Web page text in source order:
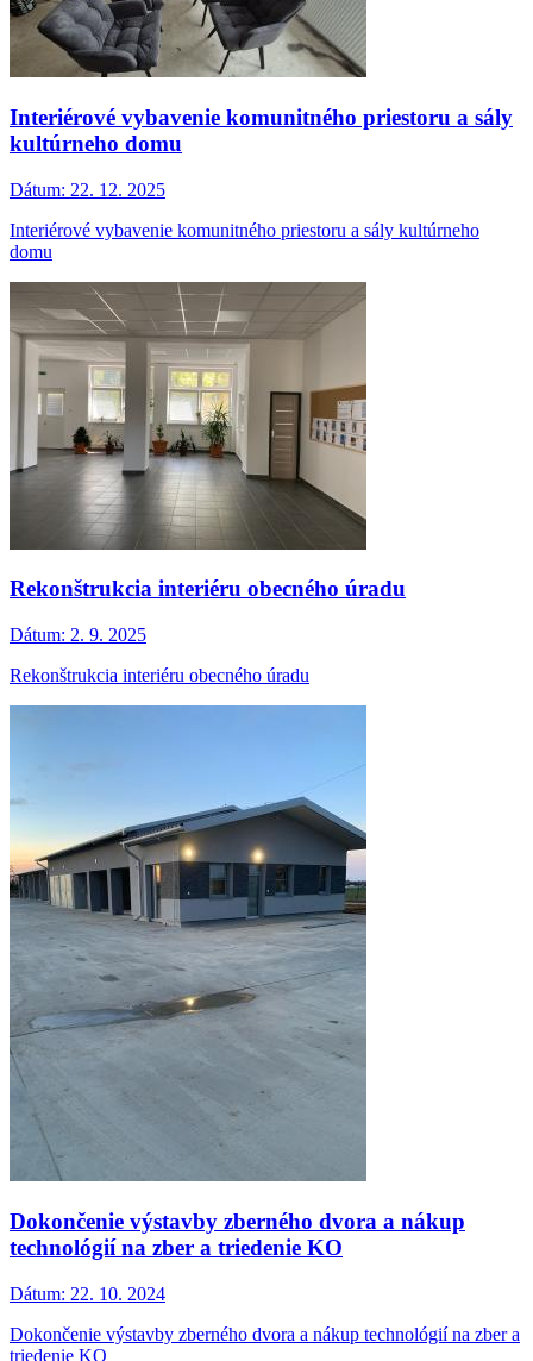
Interiérové vybavenie komunitného priestoru a sály
kultúrneho domu
Dátum: 22. 12. 2025
Interiérové vybavenie komunitného priestoru a sály kultúrneho
domu
Rekonštrukcia interiéru obecného úradu
Dátum: 2. 9. 2025
Rekonštrukcia interiéru obecného úradu
Dokončenie výstavby zberného dvora a nákup
technológií na zber a triedenie KO
Dátum: 22. 10. 2024
Dokončenie výstavby zberného dvora a nákup technológií na zber a
triedenie KO